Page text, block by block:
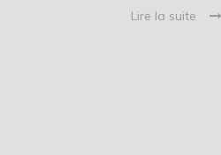
Lire la suite